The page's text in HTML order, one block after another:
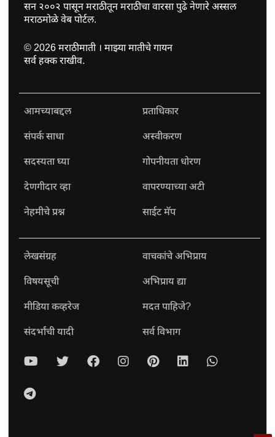
सन २००२ पासून मराठीतून मराठीचा वारसा पुढे नेणारे अस्सल
मराठमोळे वेब पोर्टल.
© 2026मराठीमाती । माझ्या मातीचे गायन
सर्व हक्क राखीव.
आमच्याबद्दल प्रताधिकार
संपर्क साधा अस्वीकरण
सदस्यता घ्या गोपनीयता धोरण
देणगीदार व्हा वापरण्याच्या अटी
नेहमीचे प्रश्न साईट मॅप
लेखसंग्रह वाचकांचे अभिप्राय
विषयसूची अभिप्राय द्या
मीडिया कव्हरेज मदत पाहिजे?
संदर्भांची यादी सर्व विभाग